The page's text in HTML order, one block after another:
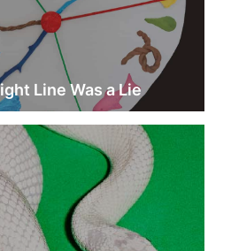
Line Was a Lie